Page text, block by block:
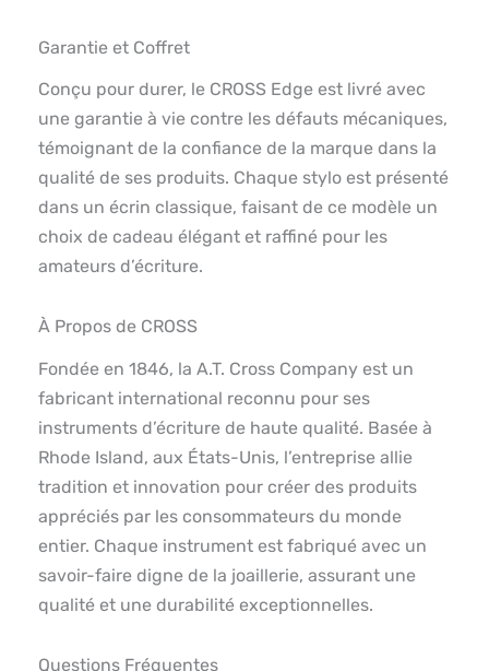
Garantie et Coffret
Conçu pour durer, le CROSS Edge est livré avec
une garantie à vie contre les défauts mécaniques,
témoignant de la confiance de la marque dans la
qualité de ses produits. Chaque stylo est présenté
dans un écrin classique, faisant de ce modèle un
choix de cadeau élégant et raffiné pour les
amateurs d’écriture.
À Propos de CROSS
Fondée en 1846, la A.T. Cross Company est un
fabricant international reconnu pour ses
instruments d’écriture de haute qualité. Basée à
Rhode Island, aux États-Unis, l’entreprise allie
tradition et innovation pour créer des produits
appréciés par les consommateurs du monde
entier. Chaque instrument est fabriqué avec un
savoir-faire digne de la joaillerie, assurant une
qualité et une durabilité exceptionnelles.
Questions Fréquentes